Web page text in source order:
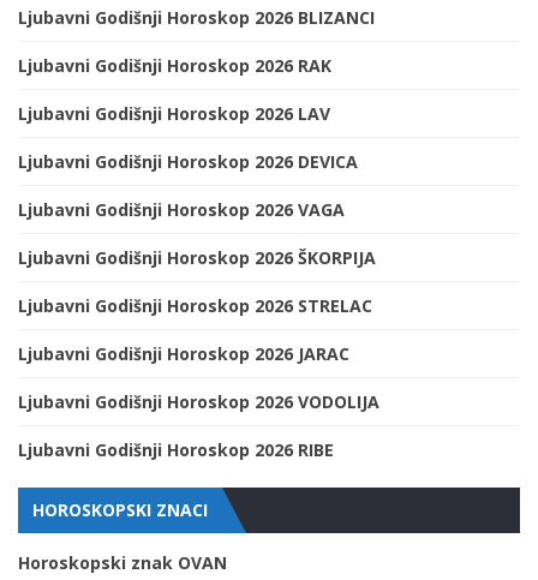
Ljubavni Godišnji Horoskop 2026 BLIZANCI
Ljubavni Godišnji Horoskop 2026 RAK
Ljubavni Godišnji Horoskop 2026 LAV
Ljubavni Godišnji Horoskop 2026 DEVICA
Ljubavni Godišnji Horoskop 2026 VAGA
Ljubavni Godišnji Horoskop 2026 ŠKORPIJA
Ljubavni Godišnji Horoskop 2026 STRELAC
Ljubavni Godišnji Horoskop 2026 JARAC
Ljubavni Godišnji Horoskop 2026 VODOLIJA
Ljubavni Godišnji Horoskop 2026 RIBE
HOROSKOPSKI ZNACI
Horoskopski znak OVAN